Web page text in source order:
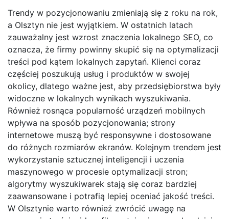
Trendy w pozycjonowaniu zmieniają się z roku na rok,
a Olsztyn nie jest wyjątkiem. W ostatnich latach
zauważalny jest wzrost znaczenia lokalnego SEO, co
oznacza, że firmy powinny skupić się na optymalizacji
treści pod kątem lokalnych zapytań. Klienci coraz
częściej poszukują usług i produktów w swojej
okolicy, dlatego ważne jest, aby przedsiębiorstwa były
widoczne w lokalnych wynikach wyszukiwania.
Również rosnąca popularność urządzeń mobilnych
wpływa na sposób pozycjonowania; strony
internetowe muszą być responsywne i dostosowane
do różnych rozmiarów ekranów. Kolejnym trendem jest
wykorzystanie sztucznej inteligencji i uczenia
maszynowego w procesie optymalizacji stron;
algorytmy wyszukiwarek stają się coraz bardziej
zaawansowane i potrafią lepiej oceniać jakość treści.
W Olsztynie warto również zwrócić uwagę na